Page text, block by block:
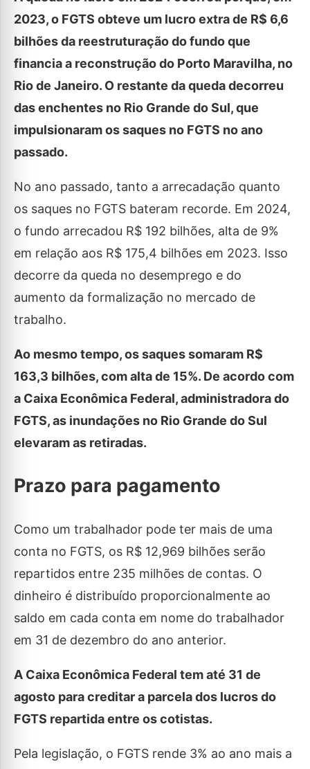
2023, o FGTS obteve um lucro extra de R$ 6,6
bilhões da reestruturação do fundo que
financia a reconstrução do Porto Maravilha, no
Rio de Janeiro. O restante da queda decorreu
das enchentes no Rio Grande do Sul, que
impulsionaram os saques no FGTS no ano
passado.
No ano passado, tanto a arrecadação quanto
os saques no FGTS bateram recorde. Em 2024,
o fundo arrecadou R$ 192 bilhões, alta de 9%
em relação aos R$ 175,4 bilhões em 2023. Isso
decorre da queda no desemprego e do
aumento da formalização no mercado de
trabalho.
Ao mesmo tempo, os saques somaram R$
163,3 bilhões, com alta de 15%. De acordo com
a Caixa Econômica Federal, administradora do
FGTS, as inundações no Rio Grande do Sul
elevaram as retiradas.
Prazo para pagamento
Como um trabalhador pode ter mais de uma
conta no FGTS, os R$ 12,969 bilhões serão
repartidos entre 235 milhões de contas. O
dinheiro é distribuído proporcionalmente ao
saldo em cada conta em nome do trabalhador
em 31 de dezembro do ano anterior.
A Caixa Econômica Federal tem até 31 de
agosto para creditar a parcela dos lucros do
FGTS repartida entre os cotistas.
Pela legislação, o FGTS rende 3% ao ano mais a